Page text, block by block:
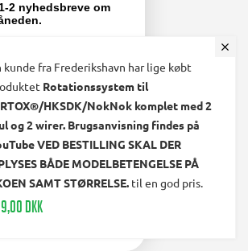
Levering og forsendelse
Ombytning – Fortryelse –
Reklamation
Fortryd dit online køb
linkedin
square
kunde fra Frederikshavn har lige købt
Rotationssystem til
HKSDK/NokNok komplet med 2
og 2 wirer. Brugsanvisning findes på
VED BESTILLING SKAL DER
BÅDE MODELBETENGELSE PÅ
SAMT STØRRELSE. til en god pris.
DKK
2 nyhedsbreve om
fra olholm.dk
MIG
tak